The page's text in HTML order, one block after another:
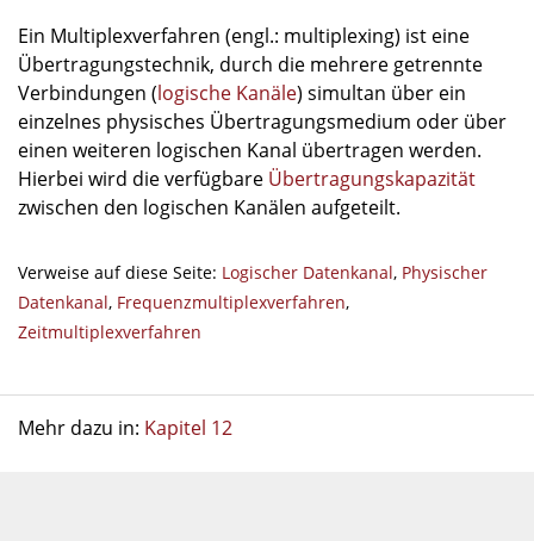
Ein Multiplexverfahren (engl.: multiplexing) ist eine
Übertragungstechnik, durch die mehrere getrennte
Verbindungen (logische Kanäle) simultan über ein
einzelnes physisches Übertragungsmedium oder über
einen weiteren logischen Kanal übertragen werden.
Hierbei wird die verfügbare Übertragungskapazität
zwischen den logischen Kanälen aufgeteilt.
Verweise auf diese Seite: Logischer Datenkanal, Physischer
Datenkanal, Frequenzmultiplexverfahren,
Zeitmultiplexverfahren
Mehr dazu in: Kapitel 12